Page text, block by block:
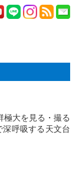
極大を見る・撮る
呼吸する天文台